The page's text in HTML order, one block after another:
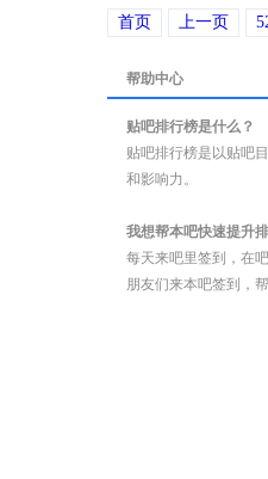
首页 上一页
帮助中心
贴吧排行榜是什么？
贴吧排行榜是以贴吧
和影响力。
我想帮本吧快速提升
每天来吧里签到，在
朋友们来本吧签到，